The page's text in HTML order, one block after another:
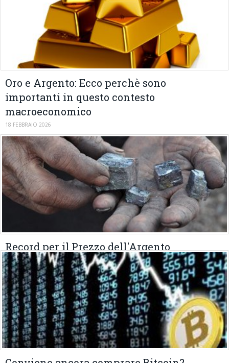
Oro e Argento: Ecco perchè sono
importanti in questo contesto
macroeconomico
18 FEBBRAIO 2026
Record per il Prezzo dell'Argento
19 GENNAIO 2026